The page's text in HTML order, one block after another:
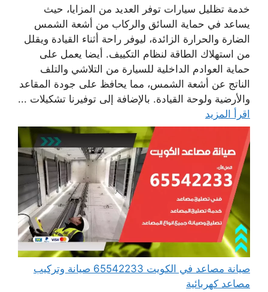
خدمة تظليل سيارات توفر العديد من المزايا، حيث
يساعد في حماية السائق والركاب من أشعة الشمس
الضارة والحرارة الزائدة، ليوفر راحة أثناء القيادة ويقلل
من استهلاك الطاقة لنظام التكييف. أيضا يعمل على
حماية العوادم الداخلية للسيارة من التلاشي والتلف
الناتج عن أشعة الشمس، مما يحافظ على جودة المقاعد
والأرضية ولوحة القيادة. بالإضافة إلى توفيرنا تشكيلات ...
اقرأ المزيد
صيانة مصاعد في الكويت 65542233 صيانة وتركيب
مصاعد كهربائية